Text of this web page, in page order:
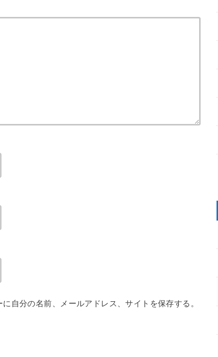
自分の名前、メールアドレス、サイトを保存する。